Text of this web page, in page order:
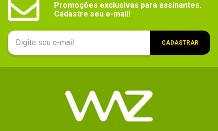
Promoções exclusivas para assinantes.
Cadastre seu e-mail!
CADASTRAR